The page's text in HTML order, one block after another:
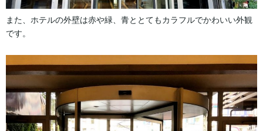
また、ホテルの外壁は赤や緑、青ととてもカラフルでかわいい外観
です。